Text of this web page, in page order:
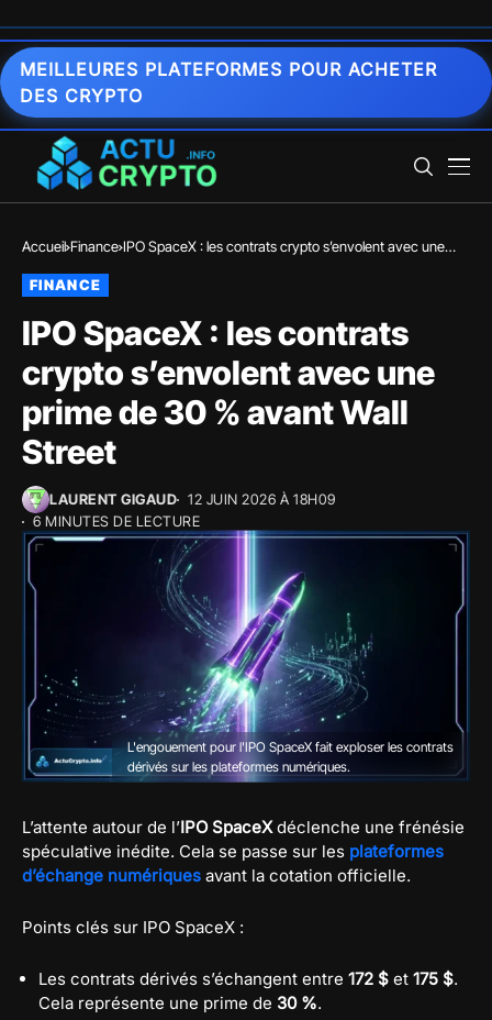
MEILLEURES PLATEFORMES POUR ACHETER
DES CRYPTO
Accueil Finance IPO SpaceX : les contrats crypto s’envolent avec une
FINANCE
IPO SpaceX : les contrats
crypto s’envolent avec une
prime de 30 % avant Wall
Street
LAURENT GIGAUD
12 JUIN 2026 À 18H09
6 MINUTES DE LECTURE
L'engouement pour l'IPO SpaceX fait exploser les contrats
dérivés sur les plateformes numériques.
L’attente autour de l’IPO SpaceXdéclenche une frénésie
spéculative inédite. Cela se passe sur les plateformes
d’échange numériques avant la cotation officielle.
Points clés sur IPO SpaceX :
Les contrats dérivés s’échangent entre 172 $ et 175 $.
Cela représente une prime de 30 %.